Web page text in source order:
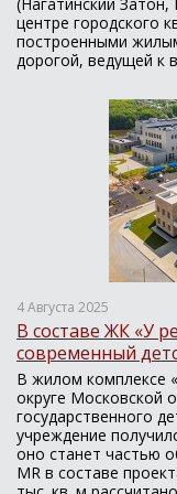
центре городского
построенными
дорогой, ведущей к
4 Августа 2025
В составе ЖК «У
современный
В жилом комплексе
округе Московской
государственного
учреждение
оно станет частью
MR в составе